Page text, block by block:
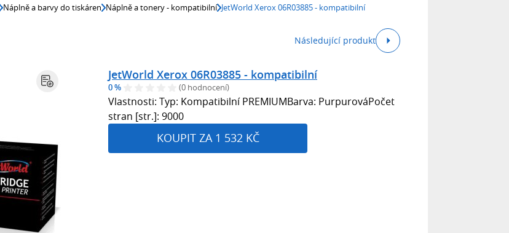
Náplně a barvy do tiskáren Náplně a tonery - kompatibilní JetWorld Xerox 06R03885 - kompatibilní
Následující produkt
JetWorld Xerox 06R03885 - kompatibilní
0 % (0 hodnocení)
Vlastnosti: Typ: Kompatibilní PREMIUMBarva: PurpurováPočet
stran [str.]: 9000
KOUPIT ZA 1 532 KČ